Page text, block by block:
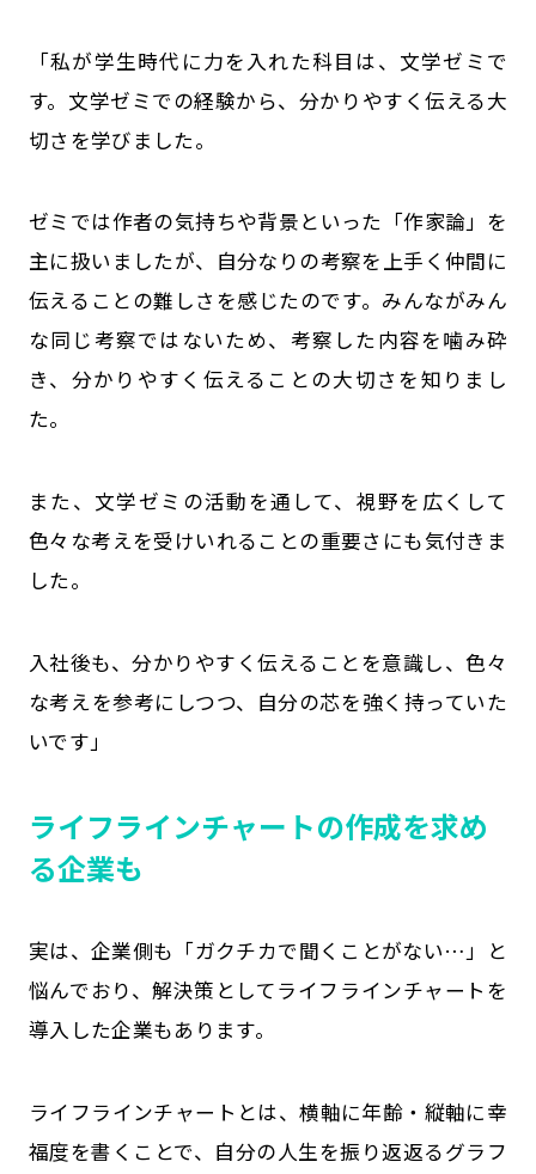
「私が学生時代に力を入れた科目は、文学ゼミで
す。文学ゼミでの経験から、分かりやすく伝える大
切さを学びました。
ゼミでは作者の気持ちや背景といった「作家論」を
主に扱いましたが、自分なりの考察を上手く仲間に
伝えることの難しさを感じたのです。みんながみん
な同じ考察ではないため、考察した内容を噛み砕
き、分かりやすく伝えることの大切さを知りまし
た。
また、文学ゼミの活動を通して、視野を広くして
色々な考えを受けいれることの重要さにも気付きま
した。
入社後も、分かりやすく伝えることを意識し、色々
な考えを参考にしつつ、自分の芯を強く持っていた
いです」
ライフラインチャートの作成を求め
る企業も
実は、企業側も「ガクチカで聞くことがない…」と
悩んでおり、解決策としてライフラインチャートを
導入した企業もあります。
ライフラインチャートとは、横軸に年齢・縦軸に幸
福度を書くことで、自分の人生を振り返返るグラフ